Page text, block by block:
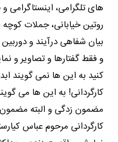
های تلگرامی،
روتین خیابانی، جملات کوچه
بیان شفاهی درآیند و
و فقط گفتارها و تصاویر و
کنید به این ها نمی گویند
کارگردانی! به این ها می
مضمون زدگی و البته
کارگردانی مرحوم عباس